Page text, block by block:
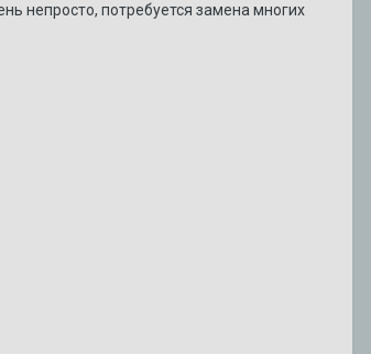
непросто, потребуется замена многих